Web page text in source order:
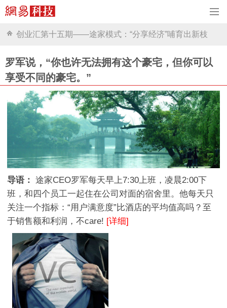
创业汇第十五期——途家模式：“分享经济”哺育出新枝
罗军说，“你也许无法拥有这个豪宅，但你可以
享受不同的豪宅。”
导语： 途家CEO罗军每天早上7:30上班，凌晨2:00下
班，和四个员工一起住在公司对面的宿舍里。他每天只
关注一个指标：“用户满意度”比酒店的平均值高吗？至
于销售额和利润，不care! [详细]